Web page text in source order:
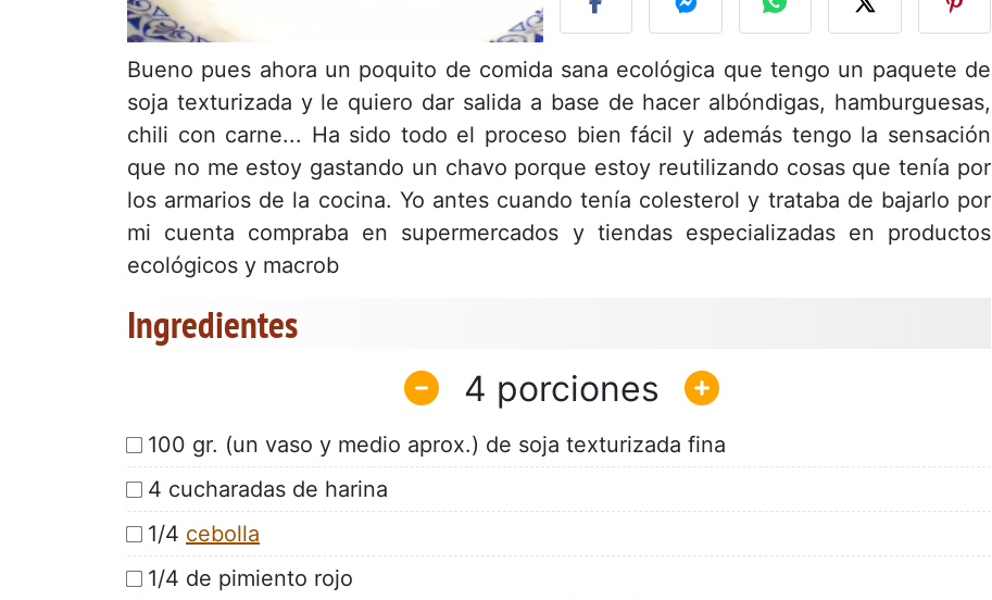
Bueno pues ahora un poquito de comida sana ecológica que tengo un paquete de
soja texturizada y le quiero dar salida a base de hacer albóndigas, hamburguesas,
chili con carne... Ha sido todo el proceso bien fácil y además tengo la sensación
que no me estoy gastando un chavo porque estoy reutilizando cosas que tenía por
los armarios de la cocina. Yo antes cuando tenía colesterol y trataba de bajarlo por
mi cuenta compraba en supermercados y tiendas especializadas en productos
ecológicos y macrob
Ingredientes
4
100 gr. (un vaso y medio aprox.) de soja texturizada fina
4 cucharadas de harina
1/4 cebolla
1/4 de pimiento rojo